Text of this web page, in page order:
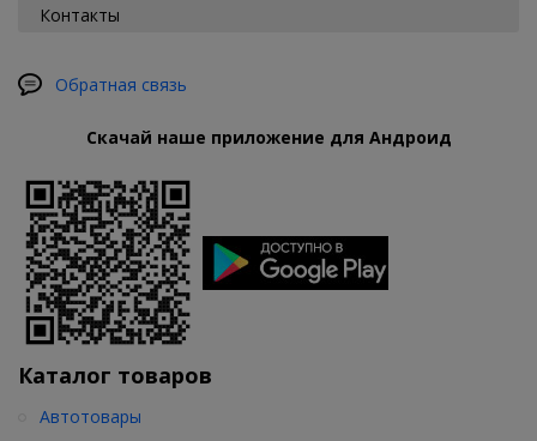
Контакты
Обратная связь
Скачай наше приложение для Андроид
Каталог товаров
Автотовары